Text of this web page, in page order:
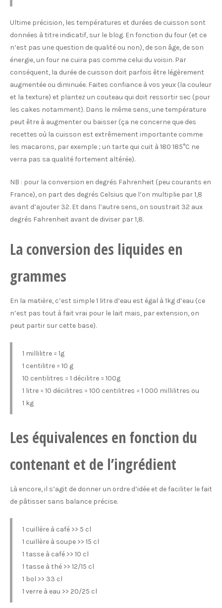
Ultime précision, les températures et durées de cuisson sont
données à titre indicatif, sur le blog. En fonction du four (et ce
n’est pas une question de qualité ou non), de son âge, de son
énergie, un four ne cuira pas comme celui du voisin. Par
conséquent, la durée de cuisson doit parfois être légèrement
augmentée ou diminuée. Faites confiance à vos yeux (la couleur
et la texture) et plantez un couteau qui doit ressortir sec (pour
les cakes notamment). Dans le même sens, une température
peut être à augmenter ou baisser (ça ne concerne que des
recettes où la cuisson est extrêmement importante comme
les macarons, par exemple ; un tarte qui cuit à 180 185°C ne
verra pas sa qualité fortement altérée).
NB : pour la conversion en degrés Fahrenheit (peu courants en
France), on part des degrés Celsius que l’on multiplie par 1,8
avant d’ajouter 32. Et dans l’autre sens, on soustrait 32 aux
degrés Fahrenheit avant de diviser par 1,8.
La conversion des liquides en
grammes
En la matière, c’est simple 1 litre d’eau est égal à 1kg d’eau (ce
n’est pas tout à fait vrai pour le lait mais, par extension, on
peut partir sur cette base).
1 millilitre = 1g
1 centilitre = 10 g
10 centilitres = 1 décilitre = 100g
1 litre = 10 décilitres = 100 centilitres = 1 000 millilitres ou
1 kg
Les équivalences en fonction du
contenant et de l’ingrédient
Là encore, il s’agit de donner un ordre d’idée et de faciliter le fait
de pâtisser sans balance précise.
1 cuillère à café >> 5 cl
1 cuillère à soupe >> 15 cl
1 tasse à café >> 10 cl
1 tasse à thé >> 12/15 cl
1 bol >> 33 cl
1 verre à eau >> 20/25 cl